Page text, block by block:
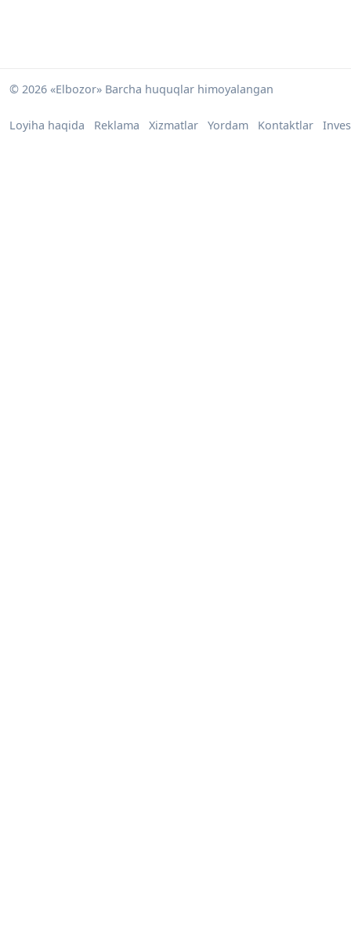
© 2026 «Elbozor» Barcha huquqlar himoyalangan
Loyiha haqida Reklama Xizmatlar Yordam Kontaktlar